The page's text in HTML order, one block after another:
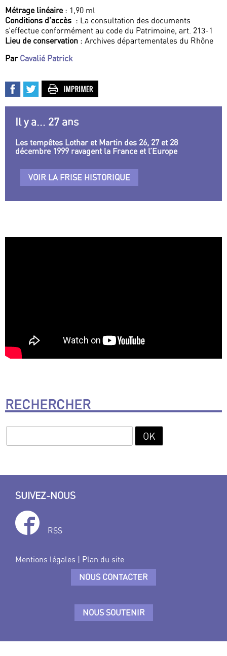
Métrage linéaire: 1,90 ml
Conditions d’accès : La consultation des documents
s’effectue conformément au code du Patrimoine, art. 213-1
Lieu de conservation : Archives départementales du Rhône
Par Cavalié Patrick
Il y a... 27 ans
Les tempêtes Lothar et Martin des 26, 27 et 28
décembre 1999 ravagent la France et l’Europe
VOIR LA FRISE HISTORIQUE
RECHERCHER
SUIVEZ-NOUS
RSS
Mentions légales | Plan du site
NOUS CONTACTER
NOUS SOUTENIR